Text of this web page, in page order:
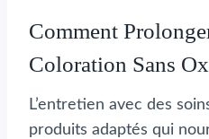
Comment
Coloration Sans
L’entretien avec des
produits adaptés qui